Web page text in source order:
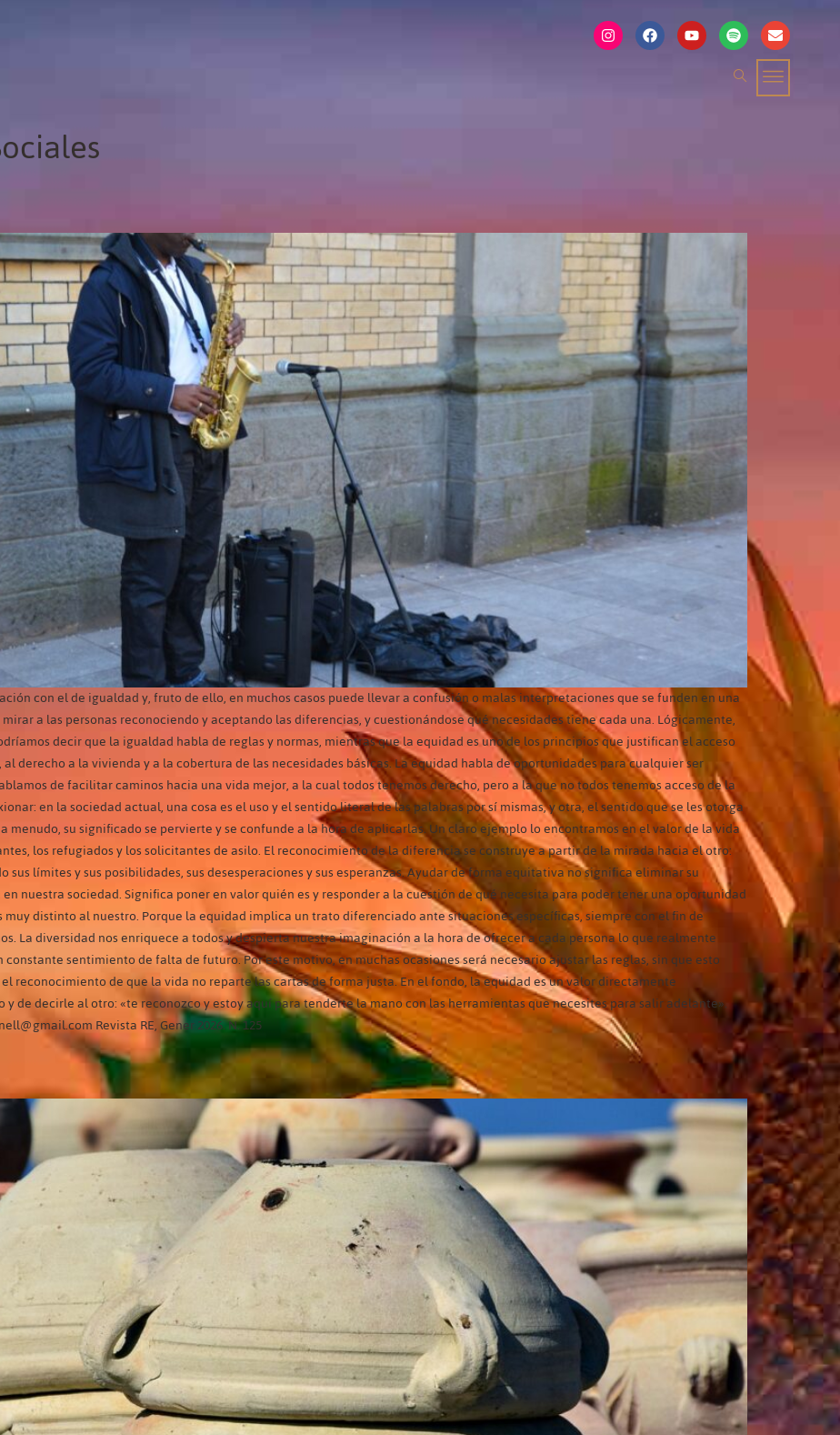
con el de igualdad y, fruto de ello, en muchos casos puede llevar a confusión o malas interpretaciones que se funden en una
a las personas reconociendo y aceptando las diferencias, y cuestionándose qué necesidades tiene cada una. Lógicamente,
decir que la igualdad habla de reglas y normas, mientras que la equidad es uno de los principios que justifican el acceso
derecho a la vivienda y a la cobertura de las necesidades básicas. La equidad habla de oportunidades para cualquier ser
de facilitar caminos hacia una vida mejor, a la cual todos tenemos derecho, pero a la que no todos tenemos acceso de la
en la sociedad actual, una cosa es el uso y el sentido literal de las palabras por sí mismas, y otra, el sentido que se les otorga
menudo, su significado se pervierte y se confunde a la hora de aplicarlas. Un claro ejemplo lo encontramos en el valor de la vida
los refugiados y los solicitantes de asilo. El reconocimiento de la diferencia se construye a partir de la mirada hacia el otro:
límites y sus posibilidades, sus desesperaciones y sus esperanzas. Ayudar de forma equitativa no significa eliminar su
nuestra sociedad. Significa poner en valor quién es y responder a la cuestión de qué necesita para poder tener una oportunidad
distinto al nuestro. Porque la equidad implica un trato diferenciado ante situaciones específicas, siempre con el fin de
La diversidad nos enriquece a todos y despierta nuestra imaginación a la hora de ofrecer a cada persona lo que realmente
sentimiento de falta de futuro. Por este motivo, en muchas ocasiones será necesario ajustar las reglas, sin que esto
reconocimiento de que la vida no reparte las cartas de forma justa. En el fondo, la equidad es un valor directamente
de decirle al otro: «te reconozco y estoy aquí para tenderte la mano con las herramientas que necesites para salir adelante».
Revista RE, Gener 2026. N. 125